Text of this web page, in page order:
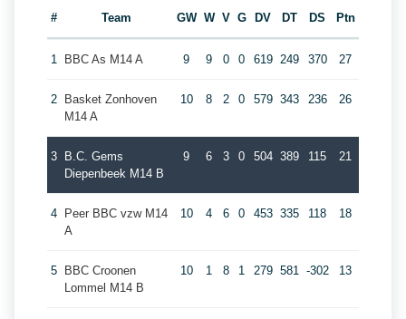
# Team GW W V G DV DT DS Ptn
1 BBC As M14 A 9 9 0 0 619 249 370 27
2
Basket Zonhoven
M14 A
10 8 2 0 579 343 236 26
3
B.C. Gems
Diepenbeek M14 B
9 6 3 0 504 389 115 21
4
Peer BBC vzw M14
A
10 4 6 0 453 335 118 18
5
BBC Croonen
Lommel M14 B
10 1 8 1 279 581 -302 13